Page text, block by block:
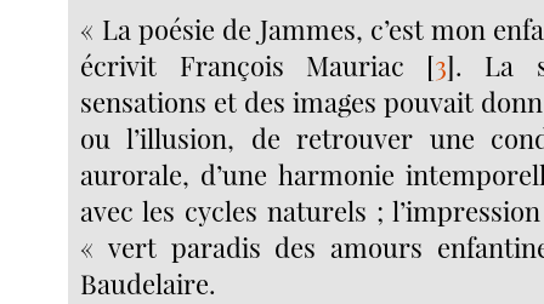
« La poésie de Jammes, c’est mon
écrivit François Mauriac [3]. La
sensations et des images pouvait
ou l’illusion, de retrouver une
aurorale, d’une harmonie
avec les cycles naturels ;
« vert paradis des amours
Baudelaire.